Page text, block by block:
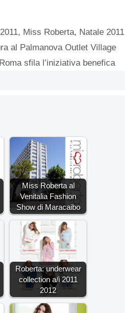
, Miss Roberta, Natale 2011
al Palmanova Outlet Village
sfila l’iniziativa benefica
Miss Roberta al
Venitalia Fashion
Show di Maracaibo
Roberta: underwear
collection a/i 2011
2012